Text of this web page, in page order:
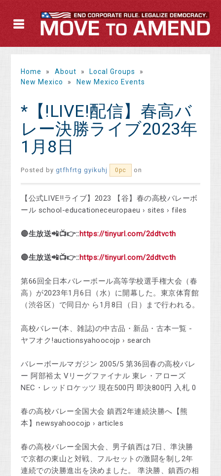
Home » About » Local Groups
»
New Mexico
» New Mexico Events
*【!LIVE!配信】春高バ
レー決勝ライブ2023年
1月8日
Posted bygtfhfrtg gyikuhj 0pc on
【公式LIVE!!ライブ】2023 【谷】春の高校バレーボ
ール school-educationeceuropaeu › sites › files
🔴生放送📲📺👉::https://tinyurl.com/2ddtvcth
🔴生放送📲📺👉::https://tinyurl.com/2ddtvcth
第66回全日本バレーボール高等学校選手権大会（春
高）が2023年1月6日（水）に開幕した。東京体育館
（渋谷区）で同日か ら1月8日（日）まで行われる。
高校バレー(本、雑誌)の中古品・新品・古本一覧 -
ヤフオク!auctionsyahoocojp › search
バレーボールマガジン 2005/5 第36回春の高校バレ
ー 阿部裕太 Vリーグファイナル 東レ・アローズ
NEC・レッドロケッツ 現在500円 即決800円 入札 0
春の高校バレー全国大会 鎮西2年連続決勝へ【熊
本】newsyahoocojp › articles
春の高校バレー全国大会、男子鎮西は7日、準決勝
で京都の東山と対戦、フルセットの激闘を制し2年
連続での決勝進出を決めました。 準決勝、鎮西の相